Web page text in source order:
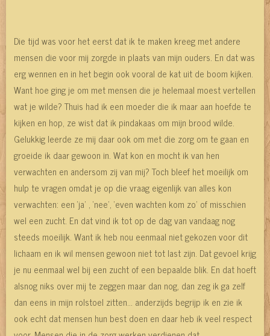
Die tijd was voor het eerst dat ik te maken kreeg met andere
mensen die voor mij zorgde in plaats van mijn ouders. En dat was
erg wennen en in het begin ook vooral de kat uit de boom kijken.
Want hoe ging je om met mensen die je helemaal moest vertellen
wat je wilde? Thuis had ik een moeder die ik maar aan hoefde te
kijken en hop, ze wist dat ik pindakaas om mijn brood wilde.
Gelukkig leerde ze mij daar ook om met die zorg om te gaan en
groeide ik daar gewoon in. Wat kon en mocht ik van hen
verwachten en andersom zij van mij? Toch bleef het moeilijk om
hulp te vragen omdat je op die vraag eigenlijk van alles kon
verwachten: een ‘ja’ , ‘nee’, ‘even wachten kom zo’ of misschien
wel een zucht. En dat vind ik tot op de dag van vandaag nog
steeds moeilijk. Want ik heb nou eenmaal niet gekozen voor dit
lichaam en ik wil mensen gewoon niet tot last zijn. Dat gevoel krijg
je nu eenmaal wel bij een zucht of een bepaalde blik. En dat hoeft
alsnog niks over mij te zeggen maar dan nog, dan zeg ik ga zelf
dan eens in mijn rolstoel zitten… anderzijds begrijp ik en zie ik
ook echt dat mensen hun best doen en daar heb ik veel respect